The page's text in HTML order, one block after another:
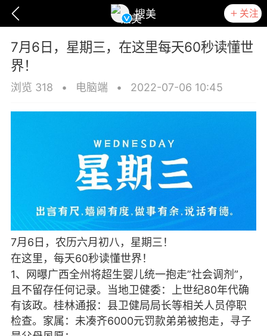
搜美 关注
爆汗熊 卡卡动能素 无创溶斑术
美业357 芯诗妍 卡卡美业
每次200金币 点击购买
师 小熊水光
7月6日，星期三，在这里每天60秒读懂世
界！
浏览 318 • 电脑端 • 2022-07-06 10:45
7月6日，农历六月初八，星期三！
在这里，每天60秒读懂世界！
1、网曝广西全州将超生婴儿统一抱走”社会调剂”，
且不留存任何记录。当地卫健委：上世纪80年代确
有该政。桂林通报：县卫健局局长等相关人员停职
检查。家属：未凑齐6000元罚款弟弟被抱走，寻子